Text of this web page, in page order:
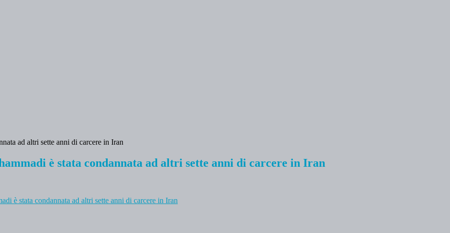
è stata condannata ad altri sette anni di carcere in Iran
è stata condannata ad altri sette anni di carcere in Iran